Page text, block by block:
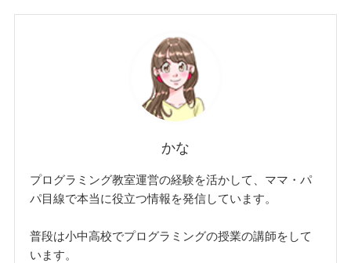
かな
プログラミング教室運営の経験を活かして、ママ・パ
パ目線で本当に役立つ情報を発信しています。
普段は小中高校でプログラミングの授業の講師をして
います。